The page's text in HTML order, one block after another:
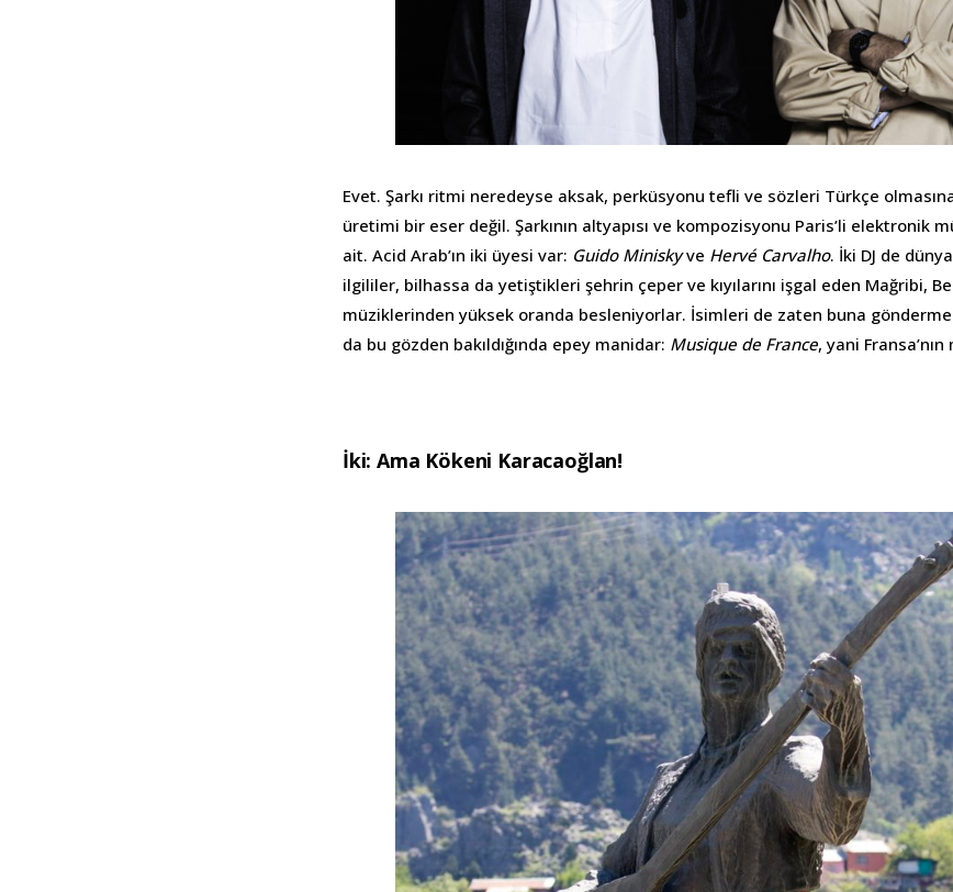
Evet. Şarkı ritmi neredeyse aksak, perküsyonu tefli ve sözleri Türkçe
üretimi bir eser değil. Şarkının altyapısı ve kompozisyonu Paris’li elektronik
ait. Acid Arab’ın iki üyesi var: Guido Miniskyve Hervé Carvalho. İki DJ de
ilgililer, bilhassa da yetiştikleri şehrin çeper ve kıyılarını işgal eden Mağribi,
müziklerinden yüksek oranda besleniyorlar. İsimleri de zaten buna
da bu gözden bakıldığında epey manidar: Musique de France, yani Fransa’nın
İki: Ama Kökeni Karacaoğlan!